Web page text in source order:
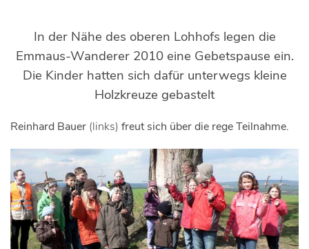
In der Nähe des oberen Lohhofs legen die
Emmaus-Wanderer 2010 eine Gebetspause ein.
Die Kinder hatten sich dafür unterwegs kleine
Holzkreuze gebastelt
Reinhard Bauer (links) freut sich über die rege Teilnahme.